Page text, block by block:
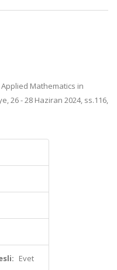
Mathematics in
26 - 28 Haziran 2024, ss.116,
Evet